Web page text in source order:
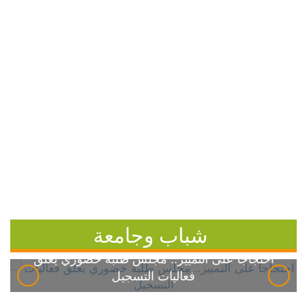
شباب وجامعة
احتجاجاً على التمييز.. مجلس طلبة خضوري يعلق
فعاليات التسجيل